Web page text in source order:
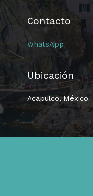
Contacto
WhatsApp
Ubicación
Acapulco, México